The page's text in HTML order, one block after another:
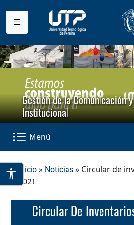
Gestión de la Comunicación
Institucional
Menú
Inicio » Noticias » Circular de
2021
Circular De